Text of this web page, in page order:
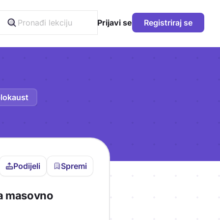
Prijavi se Registriraj se
Podijeli Spremi
da bi pohranio
masovno